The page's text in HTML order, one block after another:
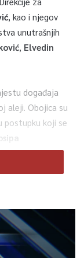
, kao i njegov
unutrašnjih
Elvedin
događaja
aleji. Obojica su
postupku koji se
.